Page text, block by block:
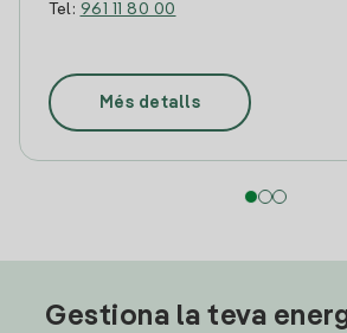
Tel: 961 11 80 00
Més detalls
Gestiona la teva